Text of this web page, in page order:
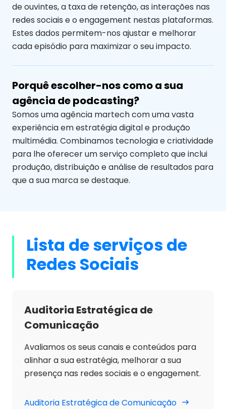
de ouvintes, a taxa de retenção, as interações nas
redes sociais e o engagement nestas plataformas.
Estes dados permitem-nos ajustar e melhorar
cada episódio para maximizar o seu impacto.
Porquê escolher-nos como a sua
agência de podcasting?
Somos uma agência martech com uma vasta
experiência em estratégia digital e produção
multimédia. Combinamos tecnologia e criatividade
para lhe oferecer um serviço completo que inclui
produção, distribuição e análise de resultados para
que a sua marca se destaque.
Lista de serviços de
Redes Sociais
Auditoria Estratégica de
Comunicação
Avaliamos os seus canais e conteúdos para
alinhar a sua estratégia, melhorar a sua
presença nas redes sociais e o engagement.
Auditoria Estratégica de Comunicação